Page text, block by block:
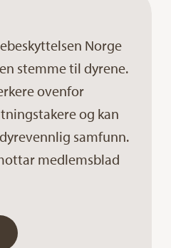
Norge
stemme til dyrene.
ovenfor
og kan
samfunn.
medlemsblad